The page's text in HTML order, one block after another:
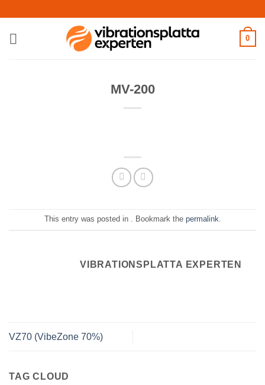
content
0
MV-200
This entry was posted in . Bookmark the permalink.
VIBRATIONSPLATTA EXPERTEN
VZ70 (VibeZone 70%)
TAG CLOUD